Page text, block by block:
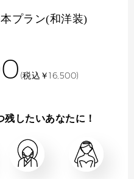
プラン(和洋装)
(税込￥16,500)
したいあなたに！